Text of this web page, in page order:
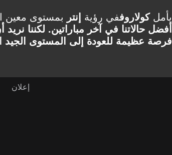
يأملكولاروففي رؤية إنتر بمستوى معين
أفضل حالاتنا في آخر مباراتين. لكننا
فرصة عظيمة للعودة إلى المستوى الجيد